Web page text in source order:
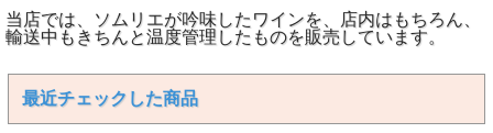
当店では、ソムリエが吟味したワインを、店内はもちろん、
輸送中もきちんと温度管理したものを販売しています。
最近チェックした商品